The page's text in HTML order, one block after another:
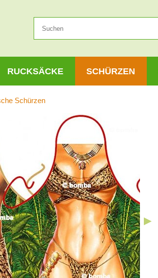
RUCKSÄCKE SCHÜRZEN
Schürzen